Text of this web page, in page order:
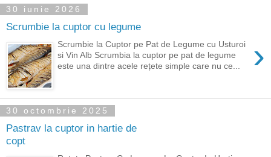
30 iunie 2026
Scrumbie la cuptor cu legume
›
Scrumbie la Cuptor pe Pat de Legume cu Usturoi
si Vin Alb Scrumbia la cuptor pe pat de legume
este una dintre acele rețete simple care nu ce...
30 octombrie 2025
Pastrav la cuptor in hartie de
copt